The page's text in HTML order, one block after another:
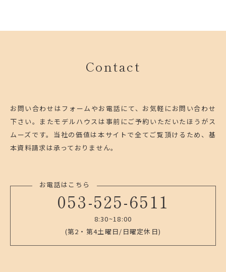
Contact
お問い合わせはフォームやお電話にて、お気軽にお問い合わせ
下さい。 またモデルハウスは事前にご予約いただいたほうがス
ムーズです。 当社の価値は本サイトで全てご覧頂けるため、基
本資料請求は承っておりません。
お電話はこちら
053-525-6511
8:30~18:00
(第2・第4土曜日/日曜定休日)